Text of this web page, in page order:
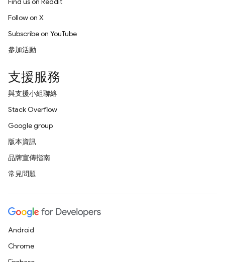
Follow on X
Subscribe on YouTube
參加活動
支援服務
與支援小組聯絡
Stack Overflow
Google group
版本資訊
品牌宣傳指南
常見問題
Android
Chrome